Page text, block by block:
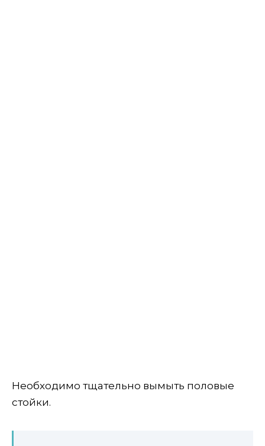
Необходимо тщательно вымыть половые
стойки.